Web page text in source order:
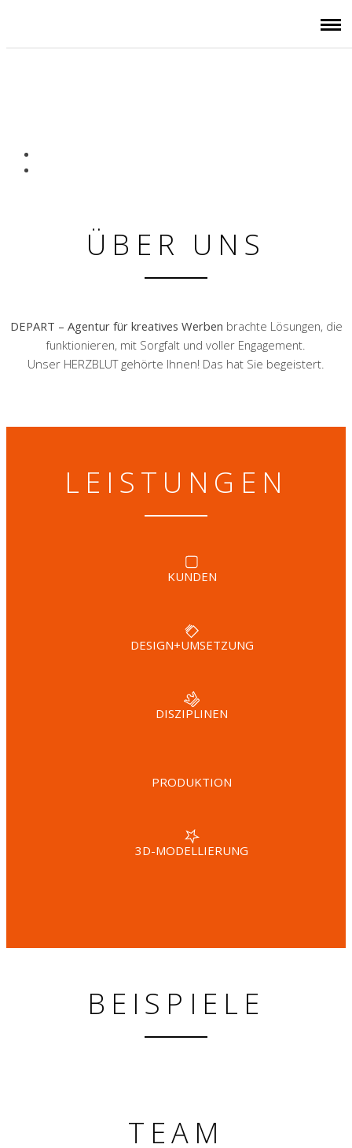
AGENTUR FÜR KREATIVES
ÜBER UNS
DEPART – Agentur für kreatives Werben brachte Lösungen, die
funktionieren, mit Sorgfalt und voller Engagement.
Unser HERZBLUT gehörte Ihnen! Das hat Sie begeistert.
LEISTUNGEN
KUNDEN
DESIGN+UMSETZUNG
DISZIPLINEN
PRODUKTION
3D-MODELLIERUNG
BEISPIELE
TEAM